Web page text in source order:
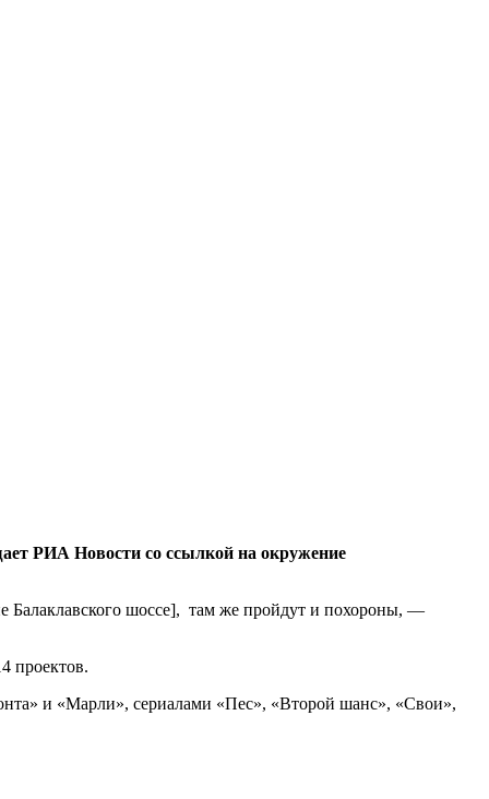
РИА Новости со ссылкой на окружение
Балаклавского шоссе], там же пройдут и похороны, —
проектов.
и «Марли», сериалами «Пес», «Второй шанс», «Свои»,